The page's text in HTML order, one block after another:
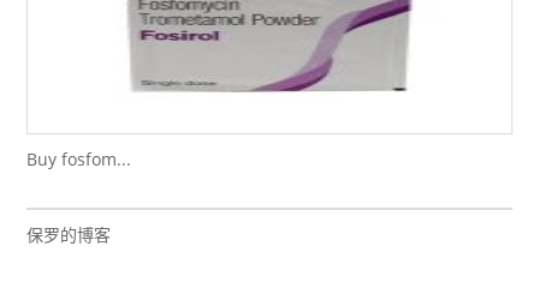
Buy fosfom...
保罗的博客